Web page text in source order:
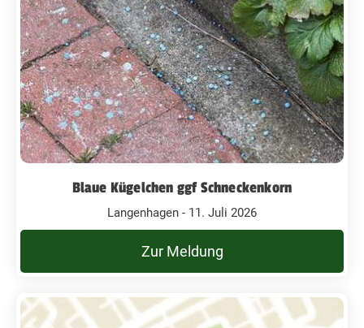
Blaue Kügelchen ggf Schneckenkorn
Langenhagen - 11. Juli 2026
Zur Meldung